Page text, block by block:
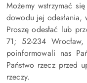
Możemy wstrzymać
dowodu jej odesłania,
Proszę odesłać lub
71; 52-234
poinformowali nas
Państwo rzecz przed
rzeczy.